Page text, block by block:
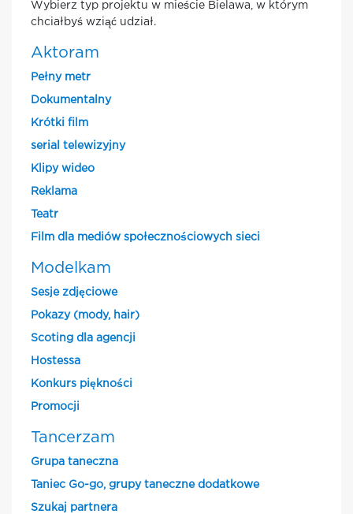
Wybierz typ projektu w mieście Bielawa, w którym
chciałbyś wziąć udział.
Aktoram
Pełny metr
Dokumentalny
Krótki film
serial telewizyjny
Klipy wideo
Reklama
Teatr
Film dla mediów społecznościowych sieci
Modelkam
Sesje zdjęciowe
Pokazy (mody, hair)
Scoting dla agencji
Hostessa
Konkurs piękności
Promocji
Tancerzam
Grupa taneczna
Taniec Go-go, grupy taneczne dodatkowe
Szukaj partnera